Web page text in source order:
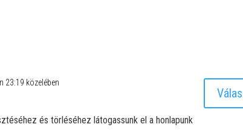
23:19 közelében
és törléséhez látogassunk el a honlapunk